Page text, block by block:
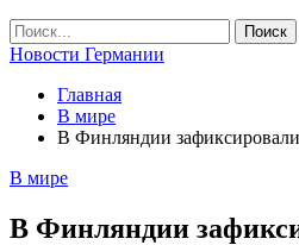
Новости Германии
Главная
В мире
В Финляндии
В мире
В Финляндии